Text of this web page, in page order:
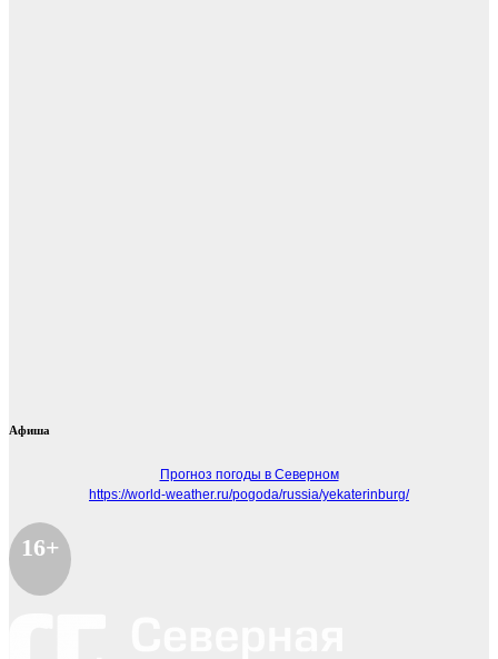
Афиша
Прогноз погоды в Северном
https://world-weather.ru/pogoda/russia/yekaterinburg/
16+